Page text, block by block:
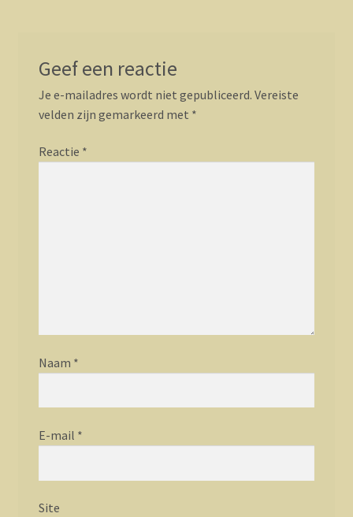
Geef een reactie
Je e-mailadres wordt niet gepubliceerd. Vereiste
velden zijn gemarkeerd met *
Reactie *
Naam *
E-mail *
Site